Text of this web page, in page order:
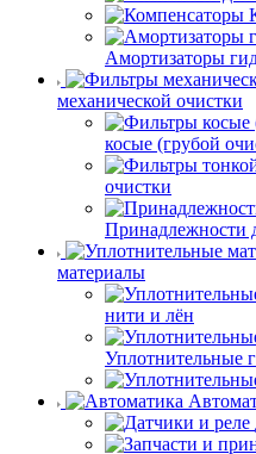
Амортизаторы
механической очистки
косые (грубой
очистки
Принадлежности
материалы
нити и лён
Уплотнительные